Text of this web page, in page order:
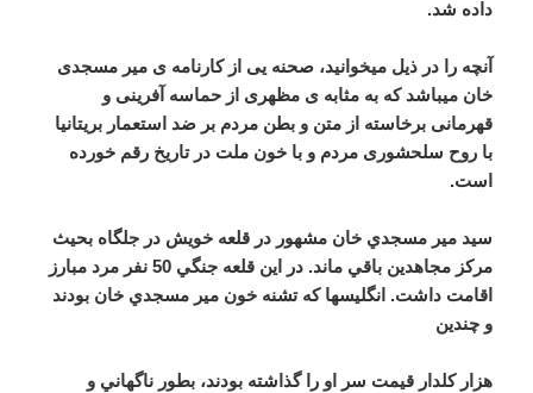
داده شد.
آنچه را در ذیل میخوانید، صحنه یی از کارنامه ی میر مسجدی
خان میباشد که به مثابه ی مظهری از حماسه آفرینی و
قهرمانی برخاسته از متن و بطن مردم بر ضد استعمار بریتانیا
با روح سلحشوری مردم و با خون ملت در تاریخ رقم خورده
است.
سيد مير مسجدي خان مشهور در قلعه خويش در جلگاه بحيث
مركز مجاهدين باقي ماند. در اين قلعه جنگي 50 نفر مرد مبارز
اقامت داشت. انگليسها كه تشنه خون مير مسجدي خان بودند
و چندين
هزار كلدار قيمت سر او را گذاشته بودند، بطور ناگهاني و